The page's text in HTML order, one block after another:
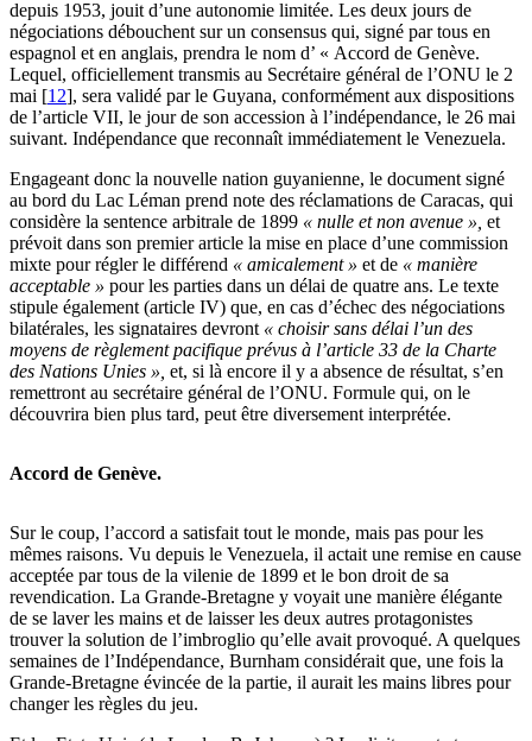
depuis 1953, jouit d’une autonomie limitée. Les deux jours de
négociations débouchent sur un consensus qui, signé par tous en
espagnol et en anglais, prendra le nom d’ « Accord de Genève.
Lequel, officiellement transmis au Secrétaire général de l’ONU le 2
mai [12], sera validé par le Guyana, conformément aux dispositions
de l’article VII, le jour de son accession à l’indépendance, le 26 mai
suivant. Indépendance que reconnaît immédiatement le Venezuela.
Engageant donc la nouvelle nation guyanienne, le document signé
au bord du Lac Léman prend note des réclamations de Caracas, qui
considère la sentence arbitrale de 1899 « nulle et non avenue », et
prévoit dans son premier article la mise en place d’une commission
mixte pour régler le différend « amicalement » et de « manière
acceptable » pour les parties dans un délai de quatre ans. Le texte
stipule également (article IV) que, en cas d’échec des négociations
bilatérales, les signataires devront « choisir sans délai l’un des
moyens de règlement pacifique prévus à l’article 33 de la Charte
des Nations Unies », et, si là encore il y a absence de résultat, s’en
remettront au secrétaire général de l’ONU. Formule qui, on le
découvrira bien plus tard, peut être diversement interprétée.
Accord de Genève.
Sur le coup, l’accord a satisfait tout le monde, mais pas pour les
mêmes raisons. Vu depuis le Venezuela, il actait une remise en cause
acceptée par tous de la vilenie de 1899 et le bon droit de sa
revendication. La Grande-Bretagne y voyait une manière élégante
de se laver les mains et de laisser les deux autres protagonistes
trouver la solution de l’imbroglio qu’elle avait provoqué. A quelques
semaines de l’Indépendance, Burnham considérait que, une fois la
Grande-Bretagne évincée de la partie, il aurait les mains libres pour
changer les règles du jeu.